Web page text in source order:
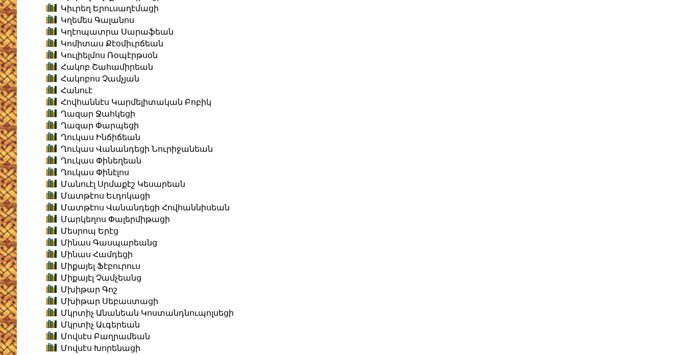
Կիւրեղ Երուսաղէմացի
Կղեմես Գալանոս
Կղէոպատրա Սարաֆեան
Կոմիտաս Քէօմիւրճեան
Կուլիելմոս Ռօպէրթսօն
Հակոբ Շահամիրեան
Հակոբոս Չամչյան
Հանուէ
Հովհաննէս Կարմելիտական Բոբիկ
Ղազար Ջահկեցի
Ղազար Փարպեցի
Ղուկաս Ինճիճեան
Ղուկաս Վանանդեցի Նուրիջանեան
Ղուկաս Փինեղեան
Ղուկաս Փինէլոս
Մանուէլ Սրմաքէշ Կեսարեան
Մատթէոս Եւդոկացի
Մատթէոս Վանանդեցի Հովհաննիսեան
Մարկեղոս Փալերմիթացի
Մեսրոպ Երէց
Մինաս Գասպարեանց
Մինաս Համդեցի
Միքայել Ֆէբուրուս
Միքայէլ Չամչեանց
Մխիթար Գոշ
Մխիթար Սեբաստացի
Մկրտիչ Անանեան Կոստանդնուպոլսեցի
Մկրտիչ Աւգերեան
Մովսէս Բաղրամեան
Մովսէս Խորենացի